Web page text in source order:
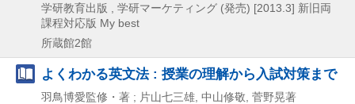
学研教育出版 , 学研マーケティング (発売) [2013.3] 新旧両
課程対応版 My best
所蔵館2館
よくわかる英文法 : 授業の理解から入試対策まで
羽鳥博愛監修・著 ; 片山七三雄, 中山修敬, 菅野晃著